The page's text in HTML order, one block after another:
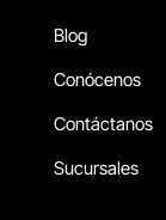
Blog
Conócenos
Contáctanos
Sucursales